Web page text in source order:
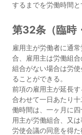
するまでを労働時間と
第32条（臨時
雇用主が労働者に通
合、雇用主は労働組
組合がない場合は労
ることができる。
前項の雇用主が延長
合わせて一日あたり
働時間は、一ヶ月に
用主が労働組合、又
労使会議の同意を得